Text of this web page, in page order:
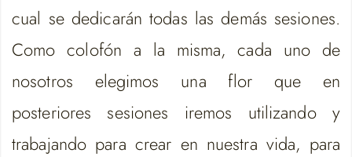
cual se dedicarán todas las demás sesiones.
Como colofón a la misma, cada uno de
nosotros elegimos una flor que en
posteriores sesiones iremos utilizando y
trabajando para crear en nuestra vida, para